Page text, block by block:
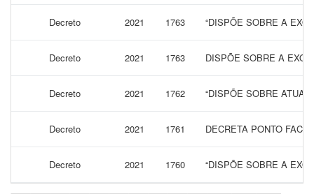
Decreto 2021 1763 “DISPÕE SOBRE A
Decreto 2021 1763 DISPÕE SOBRE A
Decreto 2021 1762 “DISPÕE SOBRE
Decreto 2021 1761 DECRETA PONTO
Decreto 2021 1760 “DISPÕE SOBRE A